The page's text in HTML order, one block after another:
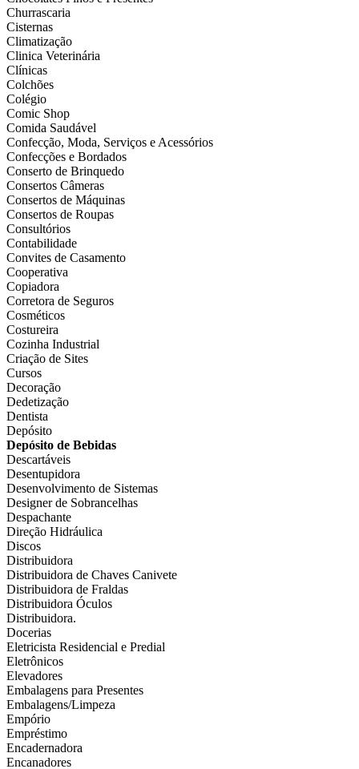
Churrascaria
Cisternas
Climatização
Clinica Veterinária
Clínicas
Colchões
Colégio
Comic Shop
Comida Saudável
Confecção, Moda, Serviços e Acessórios
Confecções e Bordados
Conserto de Brinquedo
Consertos Câmeras
Consertos de Máquinas
Consertos de Roupas
Consultórios
Contabilidade
Convites de Casamento
Cooperativa
Copiadora
Corretora de Seguros
Cosméticos
Costureira
Cozinha Industrial
Criação de Sites
Cursos
Decoração
Dedetização
Dentista
Depósito
Depósito de Bebidas
Descartáveis
Desentupidora
Desenvolvimento de Sistemas
Designer de Sobrancelhas
Despachante
Direção Hidráulica
Discos
Distribuidora
Distribuidora de Chaves Canivete
Distribuidora de Fraldas
Distribuidora Óculos
Distribuidora.
Docerias
Eletricista Residencial e Predial
Eletrônicos
Elevadores
Embalagens para Presentes
Embalagens/Limpeza
Empório
Empréstimo
Encadernadora
Encanadores